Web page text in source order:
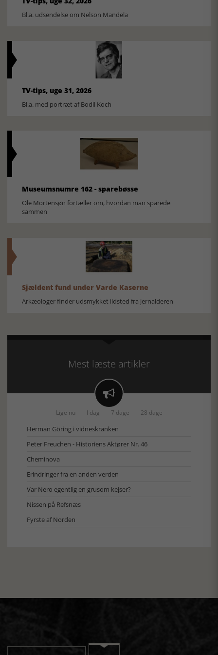
Bl.a. udsendelse om Nelson Mandela
TV-tips, uge 31, 2026
Bl.a. med portræt af Bodil Koch
Museumsnumre 162 - sparebøsse
Ole Mortensøn fortæller om, hvordan man sparede
sammen
Sjældent fund under Varde Kaserne
Arkæologer finder udsmykket ildsted fra jernalderen
Mest læste artikler

Lige nu I dag 7 dage 28 dage
Herman Göring i vidneskranken
Peter Freuchen - Historiens Aktører Nr. 46
Cheminova
Erindringer fra en anden verden
Var Nero egentlig en grusom kejser?
Nissen på Refsnæs
Fyrste af Norden